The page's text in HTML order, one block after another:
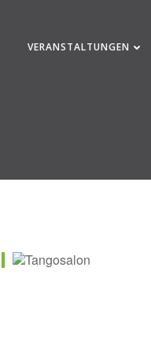
VERANSTALTUNGEN